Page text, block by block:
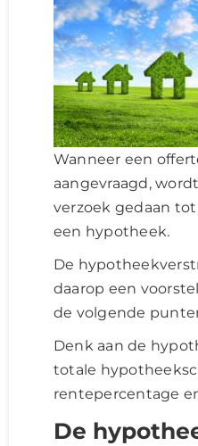
Wanneer een
aangevraagd,
verzoek gedaan
een hypotheek.
De
daarop een
de volgende
Denk aan de
totale
rentepercentage
De